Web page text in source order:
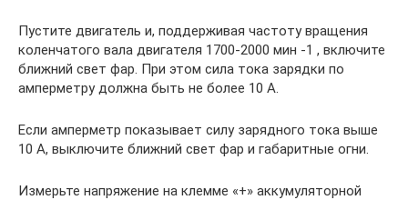
Пустите двигатель и, поддерживая частоту вращения
коленчатого вала двигателя 1700-2000 мин -1 , включите
ближний свет фар. При этом сила тока зарядки по
амперметру должна быть не более 10 А.
Если амперметр показывает силу зарядного тока выше
10 А, выключите ближний свет фар и габаритные огни.
Измерьте напряжение на клемме «+» аккумуляторной